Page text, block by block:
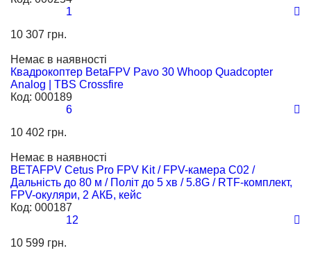
1
10 307 грн.
Немає в наявності
Квадрокоптер BetaFPV Pavo 30 Whoop Quadcopter
Analog | TBS Crossfire
Код: 000189
6
10 402 грн.
Немає в наявності
BETAFPV Cetus Pro FPV Kit / FPV-камера C02 /
Дальність до 80 м / Політ до 5 хв / 5.8G / RTF-комплект,
FPV-окуляри, 2 АКБ, кейс
Код: 000187
12
10 599 грн.